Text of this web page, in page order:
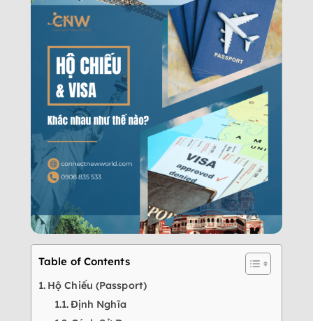
Table of Contents
Hộ Chiếu (Passport)
Định Nghĩa